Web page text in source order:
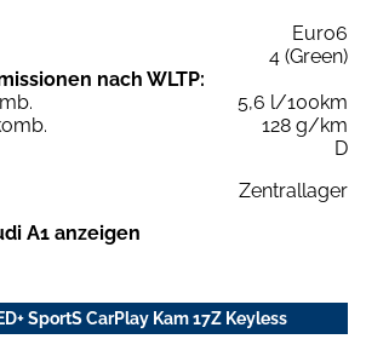
Euro6
4 (Green)
nach WLTP:
5,6 l/100km
128 g/km
D
Zentrallager
A1 anzeigen
SportS CarPlay Kam 17Z Keyless